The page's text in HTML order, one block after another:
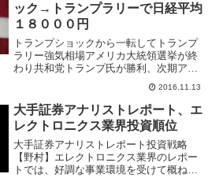
ック→トランプラリーで日経平均
１８０００円
トランプショックから一転してトランプ
ラリー強気相場アメリカ大統領選挙が終
わり共和党トランプ氏が勝利、次期アメ
リカ大統領となることが決定した。１１
月９日、東京株式市場は開票結果がトラ
ンプ氏優勢になるとドル安・円高、日本
株安とトランプショックで...
2016.11.13
大手証券アナリストレポート、エ
レクトロニクス業界投資順位
大手証券アナリストレポート投資戦略
【野村】エレクトロニクス業界のレポー
トでは、好調な事業環境を受けて概ね期
初計画線か上回る好決算が多かったと指